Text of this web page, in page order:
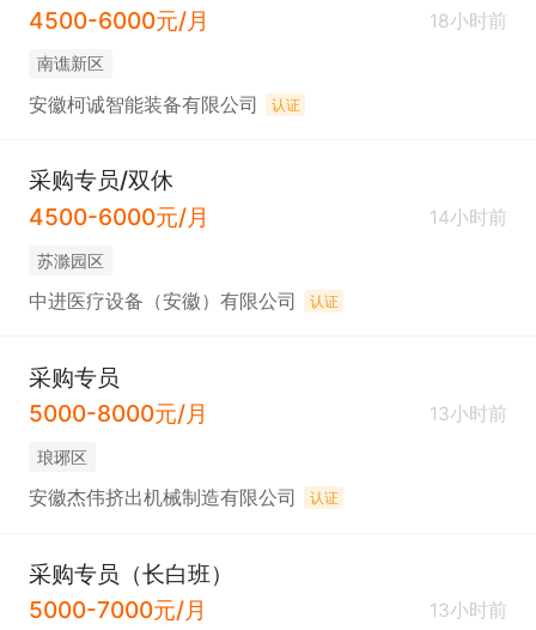
4500-6000元/月
18小时前
南谯新区
安徽柯诚智能装备有限公司 认证
采购专员/双休
4500-6000元/月
14小时前
苏滁园区
中进医疗设备（安徽）有限公司 认证
采购专员
5000-8000元/月
13小时前
琅琊区
安徽杰伟挤出机械制造有限公司 认证
采购专员（长白班）
5000-7000元/月
13小时前